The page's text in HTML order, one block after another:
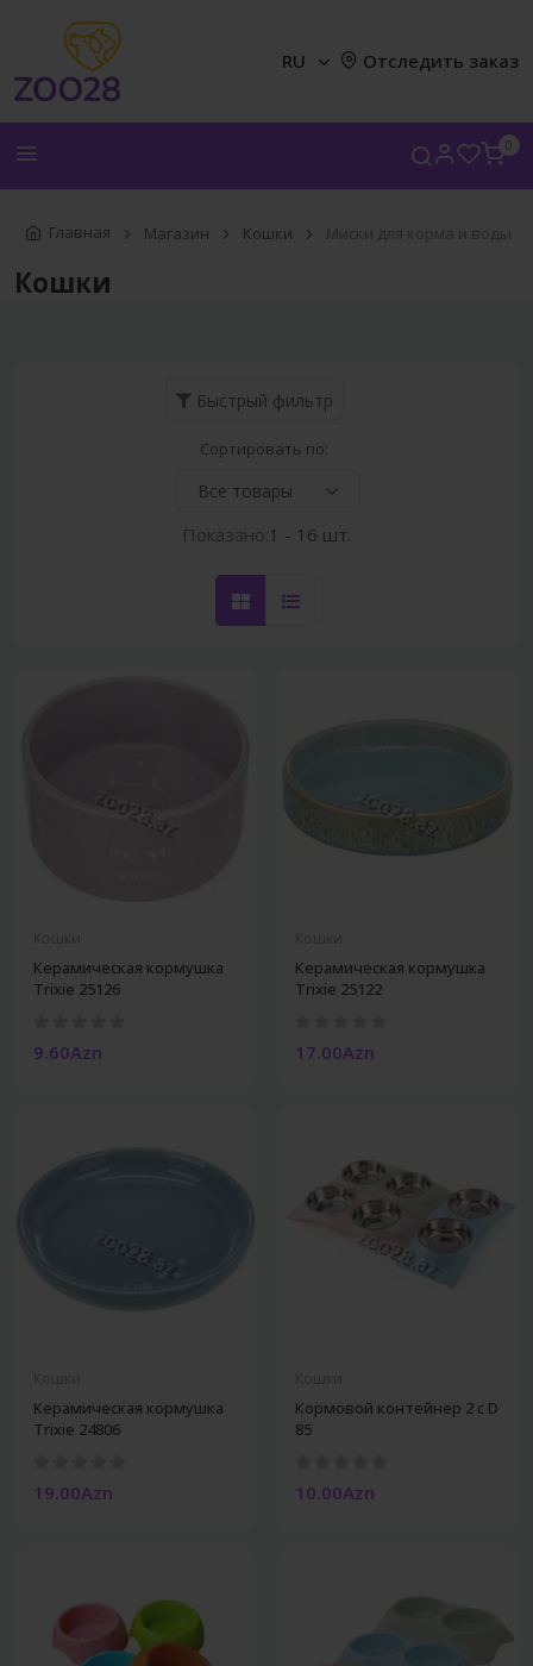
0
RU Отследить заказ
Главная Магазин Кошки Миски для корма и воды
Кошки
Быстрый фильтр
Сортировать по:
Показано:1 - 16 шт.
Керамическая кормушка
Trixie 25126
9.60Azn
Керамическая кормушка
Trixie 25122
17.00Azn
Керамическая кормушка
Trixie 24806
19.00Azn
Кормовой контейнер 2 с D
85
10.00Azn